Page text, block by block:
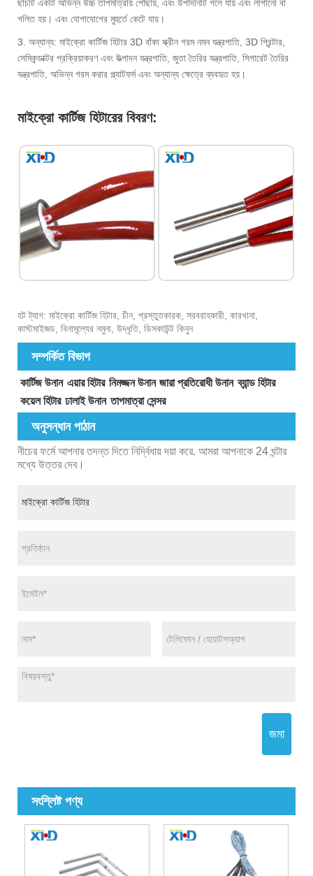
ছাঁচটি একটি অভিন্ন উচ্চ তাপমাত্রায় পৌঁছায়, এবং উপাদানটি গলে যায় এবং লাগানো বা
গলিত হয়। এবং যোগাযোগের মুহুর্তে কেটে যায়।
3. অন্যান্য: মাইক্রো কার্টিজ হিটার 3D বাঁকা স্ক্রীন গরম নমন যন্ত্রপাতি, 3D প্রিন্টার,
সেমিকন্ডাক্টর প্রক্রিয়াকরণ এবং উত্পাদন যন্ত্রপাতি, জুতা তৈরির যন্ত্রপাতি, সিগারেট তৈরির
যন্ত্রপাতি, অভিন্ন গরম করার প্ল্যাটফর্ম এবং অন্যান্য ক্ষেত্রে ব্যবহৃত হয়।
মাইক্রো কার্টিজ হিটারের বিবরণ:
হট ট্যাগ: মাইক্রো কার্টিজ হিটার, চীন, প্রস্তুতকারক, সরবরাহকারী, কারখানা,
কাস্টমাইজড, বিনামূল্যের নমুনা, উদ্ধৃতি, ডিসকাউন্ট কিনুন
সম্পর্কিত বিভাগ
কার্টিজ উনান এয়ার হিটার নিমজ্জন উনান জারা প্রতিরোধী উনান ব্যান্ড হিটার
কয়েল হিটার ঢালাই উনান তাপমাত্রা সেন্সর
অনুসন্ধান পাঠান
নীচের ফর্মে আপনার তদন্ত দিতে নির্দ্বিধায় দয়া করে. আমরা আপনাকে 24 ঘন্টার
মধ্যে উত্তর দেব।
জমা
সংশ্লিষ্ট পণ্য